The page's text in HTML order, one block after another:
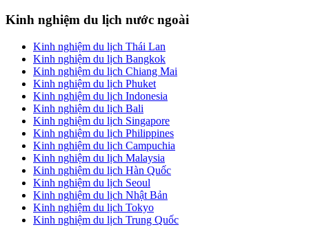
Kinh nghiệm du lịch nước ngoài
Kinh nghiệm du lịch Thái Lan
Kinh nghiệm du lịch Bangkok
Kinh nghiệm du lịch Chiang Mai
Kinh nghiệm du lịch Phuket
Kinh nghiệm du lịch Indonesia
Kinh nghiệm du lịch Bali
Kinh nghiệm du lịch Singapore
Kinh nghiệm du lịch Philippines
Kinh nghiệm du lịch Campuchia
Kinh nghiệm du lịch Malaysia
Kinh nghiệm du lịch Hàn Quốc
Kinh nghiệm du lịch Seoul
Kinh nghiệm du lịch Nhật Bản
Kinh nghiệm du lịch Tokyo
Kinh nghiệm du lịch Trung Quốc